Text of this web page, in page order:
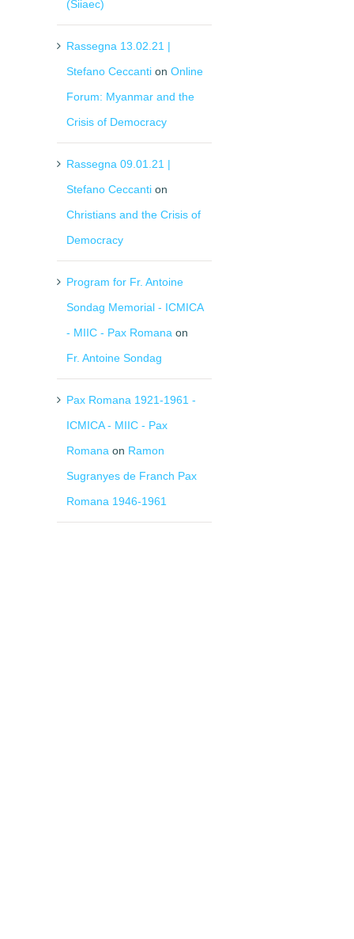
(Siiaec)
Rassegna 13.02.21 |
Stefano Ceccanti onOnline
Forum: Myanmar and the
Crisis of Democracy
Rassegna 09.01.21 |
Stefano Ceccanti on
Christians and the Crisis of
Democracy
Program for Fr. Antoine
Sondag Memorial - ICMICA
- MIIC - Pax Romana on
Fr. Antoine Sondag
Pax Romana 1921-1961 -
ICMICA - MIIC - Pax
Romana on Ramon
Sugranyes de Franch Pax
Romana 1946-1961